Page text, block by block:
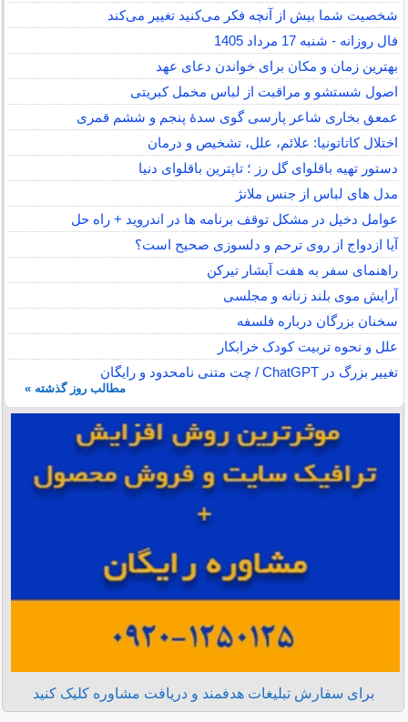
شخصیت شما بیش از آنچه فکر می‌کنید تغییر می‌کند
فال روزانه - شنبه 17 مرداد 1405
بهترین زمان و مکان برای خواندن دعای عهد
اصول شستشو و مراقبت از لباس مخمل کبریتی
عمعق بخاری شاعر پارسی گوی سدهٔ پنجم و ششم قمری
اختلال کاتاتونیا: علائم، علل، تشخیص و درمان
دستور تهیه باقلوای گل رز ؛ تاپترین باقلوای دنیا
مدل های لباس از جنس ملانژ
عوامل دخیل در مشکل توقف برنامه ها در اندروید + راه حل
آیا ازدواج از روی ترحم و دلسوزی صحیح است؟
راهنمای سفر به هفت آبشار تیرکن
آرایش موی بلند زنانه و مجلسی
سخنان بزرگان درباره فلسفه
علل و نحوه تربیت کودک خرابکار
تغییر بزرگ در ChatGPT / چت متنی نامحدود و رایگان
مطالب روز گذشته »
برای سفارش تبلیغات هدفمند و دریافت مشاوره کلیک کنید